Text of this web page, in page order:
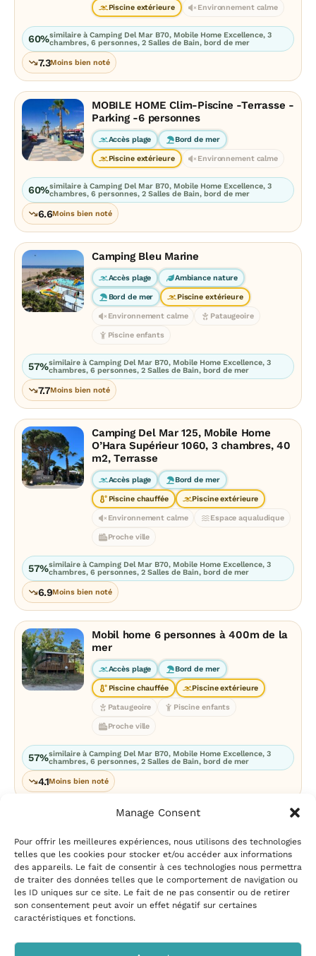
Manage Consent
Pour offrir les meilleures expériences, nous utilisons des technologies
telles que les cookies pour stocker et/ou accéder aux informations
des appareils. Le fait de consentir à ces technologies nous permettra
de traiter des données telles que le comportement de navigation ou
les ID uniques sur ce site. Le fait de ne pas consentir ou de retirer
son consentement peut avoir un effet négatif sur certaines
caractéristiques et fonctions.
Piscine extérieure Environnement calme
60%similaire à Camping Del Mar B70, Mobile Home Excellence, 3
chambres, 6 personnes, 2 Salles de Bain, bord de mer
7.3Moins bien noté
MOBILE HOME Clim-Piscine -Terrasse -
Parking -6 personnes
Accès plage Bord de mer
Piscine extérieure Environnement calme
60%similaire à Camping Del Mar B70, Mobile Home Excellence, 3
chambres, 6 personnes, 2 Salles de Bain, bord de mer
6.6Moins bien noté
Camping Bleu Marine
Accès plage Ambiance nature
Bord de mer Piscine extérieure
Environnement calme Pataugeoire
Piscine enfants
57%similaire à Camping Del Mar B70, Mobile Home Excellence, 3
chambres, 6 personnes, 2 Salles de Bain, bord de mer
7.7Moins bien noté
Camping Del Mar 125, Mobile Home
O’Hara Supérieur 1060, 3 chambres, 40
m2, Terrasse
Accès plage Bord de mer
Piscine chauffée Piscine extérieure
Environnement calme Espace aqualudique
Proche ville
57%similaire à Camping Del Mar B70, Mobile Home Excellence, 3
chambres, 6 personnes, 2 Salles de Bain, bord de mer
6.9Moins bien noté
Mobil home 6 personnes à 400m de la
mer
Accès plage Bord de mer
Piscine chauffée Piscine extérieure
Pataugeoire Piscine enfants
Proche ville
57%similaire à Camping Del Mar B70, Mobile Home Excellence, 3
chambres, 6 personnes, 2 Salles de Bain, bord de mer
4.1Moins bien noté
Mentions légales|Politique
de confidentialité
suggestions|Politique de